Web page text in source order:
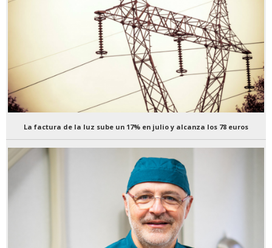
La factura de la luz sube un 17% en julio y alcanza los 78 euros